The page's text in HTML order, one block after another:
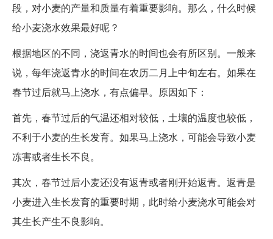
段，对小麦的产量和质量有着重要影响。那么，什么时候
给小麦浇水效果最好呢？
根据地区的不同，浇返青水的时间也会有所区别。一般来
说，每年浇返青水的时间在农历二月上中旬左右。如果在
春节过后就马上浇水，有点偏早。原因如下：
首先，春节过后的气温还相对较低，土壤的温度也较低，
不利于小麦的生长发育。如果马上浇水，可能会导致小麦
冻害或者生长不良。
其次，春节过后小麦还没有返青或者刚开始返青。返青是
小麦进入生长发育的重要时期，此时给小麦浇水可能会对
其生长产生不良影响。